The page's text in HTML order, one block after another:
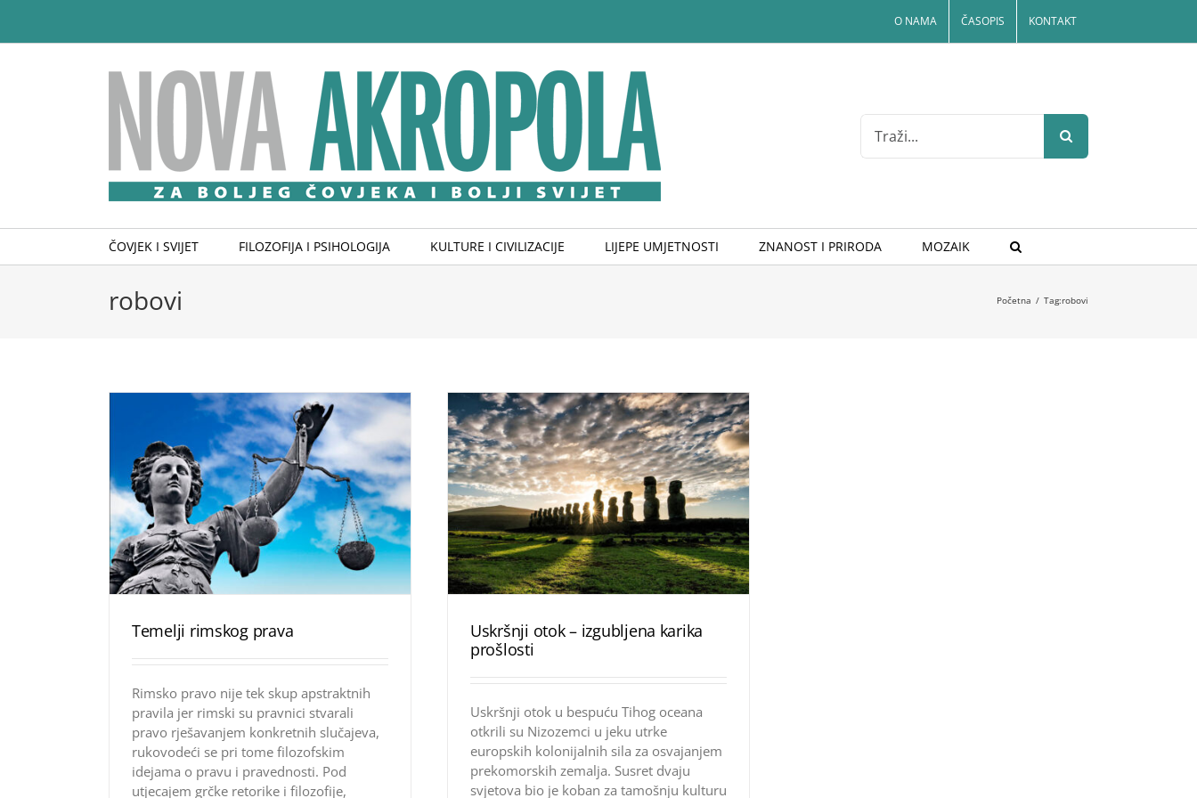
content
O NAMA ČASOPIS KONTAKT
Search
for:
ČOVJEK I SVIJET FILOZOFIJA I PSIHOLOGIJA KULTURE I CIVILIZACIJE LIJEPE UMJETNOSTI ZNANOST I PRIRODA MOZAIK
robovi Početna / Tag:robovi
Temelji rimskog prava
Rimsko pravo nije tek skup apstraktnih
pravila jer rimski su pravnici stvarali
pravo rješavanjem konkretnih slučajeva,
rukovodeći se pri tome filozofskim
idejama o pravu i pravednosti. Pod
utjecajem grčke retorike i filozofije,
Uskršnji otok – izgubljena karika
prošlosti
Uskršnji otok u bespuću Tihog oceana
otkrili su Nizozemci u jeku utrke
europskih kolonijalnih sila za osvajanjem
prekomorskih zemalja. Susret dvaju
svjetova bio je koban za tamošnju kulturu